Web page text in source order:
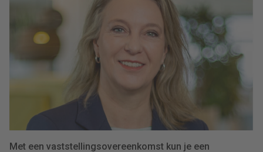
Met een vaststellingsovereenkomst kun je een